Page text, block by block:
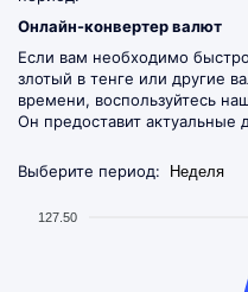
Онлайн-конвертер валют
Если вам необходимо
злотый в тенге или другие
времени, воспользуйтесь
Он предоставит актуальные
Выберите период:
127.50